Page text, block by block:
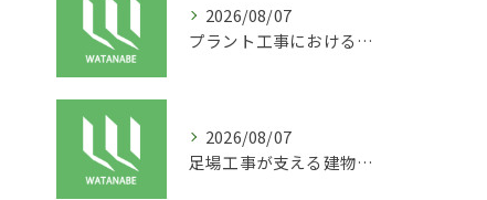
2026/08/07
プラント工事における足場工事の安全対策と施工の重要性
2026/08/07
足場工事が支える建物の長寿命化と外装塗装の重要性